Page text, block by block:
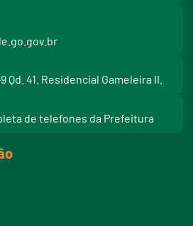
Qd. 41. Residencial Gameleira II.
de telefones da Prefeitura